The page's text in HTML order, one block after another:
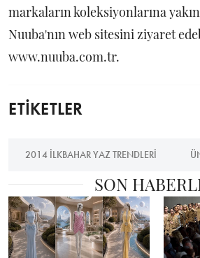
markaların koleksiyonlarına
Nuuba'nın web sitesini ziyaret
www.nuuba.com.tr.
ETİKETLER
2014 ILKBAHAR YAZ TRENDLERI
SON